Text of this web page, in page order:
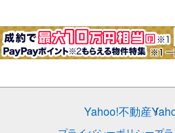
Yahoo!不動産